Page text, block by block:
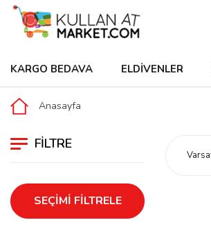
KARGO BEDAVA ELDIVENLER
Anasayfa
FILTRE
SEÇIMI FILTRELE